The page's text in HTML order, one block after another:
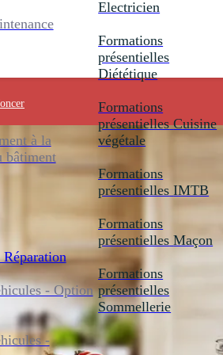
à la
bâtiment
- Option
-
Electricien
Formations
présentielles
Diététique
Formations
présentielles Cuisine
végétale
Formations
présentielles IMTB
Formations
présentielles Maçon
Formations
présentielles
Sommellerie